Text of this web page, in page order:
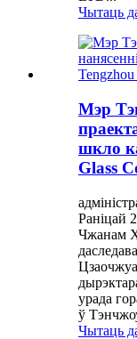
Чытаць
Мэр
шкло
Glass
Раніцай
Чжанам
урада
ў
Чытаць